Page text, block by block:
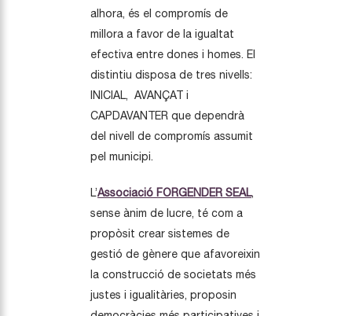
alhora, és el compromís de
millora a favor de la igualtat
efectiva entre dones i homes. El
distintiu disposa de tres nivells:
INICIAL, AVANÇAT i
CAPDAVANTER que dependrà
del nivell de compromís assumit
pel municipi.
L’Associació FORGENDER SEAL,
sense ànim de lucre, té com a
propòsit crear sistemes de
gestió de gènere que afavoreixin
la construcció de societats més
justes i igualitàries, proposin